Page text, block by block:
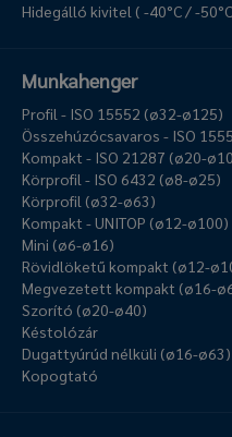
Hidegálló kivitel ( -40°C / -
Munkahenger
Profil - ISO 15552 (ø32-ø125)
Összehúzócsavaros - ISO
Kompakt - ISO 21287 (ø20-
Körprofil - ISO 6432 (ø8-ø25)
Körprofil (ø32-ø63)
Kompakt - UNITOP (ø12-ø100)
Mini (ø6-ø16)
Rövidlöketű kompakt (ø12-
Megvezetett kompakt (ø16-
Szorító (ø20-ø40)
Késtolózár
Dugattyúrúd nélküli (ø16-ø63)
Kopogtató